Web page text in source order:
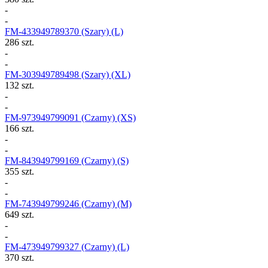
-
-
FM-433949789370 (Szary) (L)
286 szt.
-
-
FM-303949789498 (Szary) (XL)
132 szt.
-
-
FM-973949799091 (Czarny) (XS)
166 szt.
-
-
FM-843949799169 (Czarny) (S)
355 szt.
-
-
FM-743949799246 (Czarny) (M)
649 szt.
-
-
FM-473949799327 (Czarny) (L)
370 szt.